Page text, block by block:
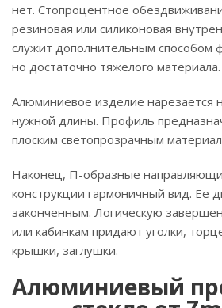
нет. Стопроцентное
резиновая или силиконовая
служит дополнительным способом
но достаточно тяжелого материала.
Алюминиевое изделие нарезается
нужной длины. Профиль
плоским светопрозрачным
Наконец, П-образные
конструкции гармоничный вид. Ее
законченным. Логическую
или кабинкам придают уголки,
крышки, заглушки.
Алюминиевый